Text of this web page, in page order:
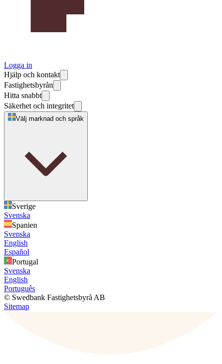
Logga in
Hjälp och kontakt
Fastighetsbyrån
Hitta snabbt
Säkerhet och integritet
Välj marknad och språk
Sverige
Svenska
Spanien
Svenska
English
Español
Portugal
Svenska
English
Português
© Swedbank Fastighetsbyrå AB
Sitemap